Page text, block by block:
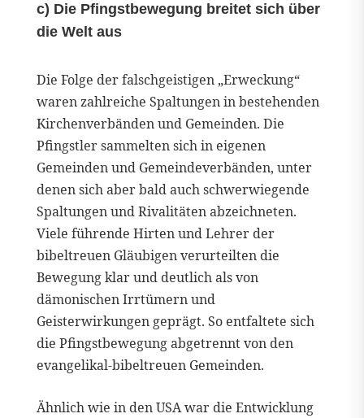
c) Die Pfingstbewegung breitet sich über
die Welt aus
Die Folge der falschgeistigen „Erweckung“
waren zahlreiche Spaltungen in bestehenden
Kirchenverbänden und Gemeinden. Die
Pfingstler sammelten sich in eigenen
Gemeinden und Gemeindeverbänden, unter
denen sich aber bald auch schwerwiegende
Spaltungen und Rivalitäten abzeichneten.
Viele führende Hirten und Lehrer der
bibeltreuen Gläubigen verurteilten die
Bewegung klar und deutlich als von
dämonischen Irrtümern und
Geisterwirkungen geprägt. So entfaltete sich
die Pfingstbewegung abgetrennt von den
evangelikal-bibeltreuen Gemeinden.
Ähnlich wie in den USA war die Entwicklung